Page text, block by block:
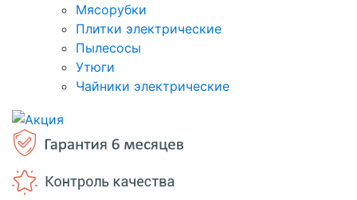
Мясорубки
Плитки электрические
Пылесосы
Утюги
Чайники электрические